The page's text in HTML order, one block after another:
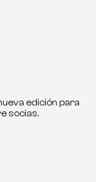
edición para
socias.